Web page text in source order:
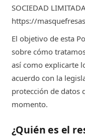
SOCIEDAD
https://
El objetivo de esta
sobre cómo
así como explicarte
acuerdo con la
protección de datos
momento.
¿Quién es el